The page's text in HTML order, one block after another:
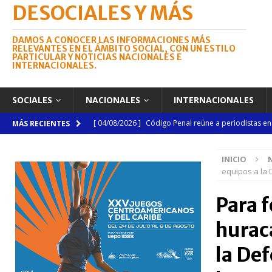
DESOCIALES Y MÁS
DAMOS A CONOCER LAS INFORMACIONES MÁS
RELEVANTES EN EL ÁMBITO SOCIAL, CON UN ESTILO
PARTICULAR Y NOTICIAS NACIONALES E
INTERNACIONALES.
SOCIALES NACIONALES INTERNACIONALES
MÁS RECIENTES [ 04/08/2026 ] Código Penal reúne a periodistas
[ 04/08/2026 ] Arritmia puede explicar por qué el
[ 04/08/2026 ]
[ 04/08/2026 ] Migración somete a la justicia a
NACIONALES
[ 06/08/2026 ]
Mujer reportada como
en la avenida Las Américas
INICIO
equipos a la
Para
la